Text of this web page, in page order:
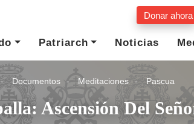
Donar ahora
Patriarch Noticias
Documentos Meditaciones Pascua
Ascensión Del